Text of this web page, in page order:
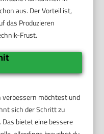
aus. Der Vorteil ist,
das Produzieren
Frust.
verbessern möchtest und
sich der Schritt zu
bietet eine bessere